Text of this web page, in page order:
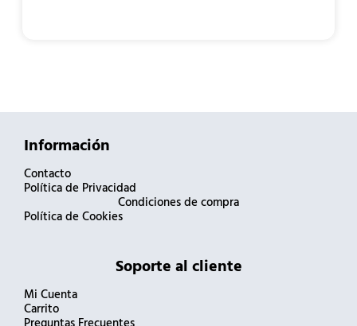
Información
Contacto
Política de Privacidad
Condiciones de compra
Política de Cookies
Soporte al cliente
Mi Cuenta
Carrito